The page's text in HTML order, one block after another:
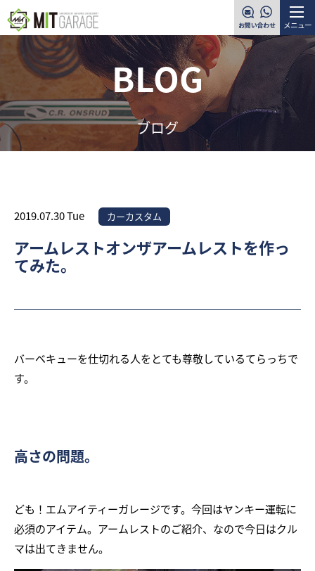
メニュー
BLOG
ブログ
2019.07.30 Tue カーカスタム
アームレストオンザアームレストを作っ
てみた。
バーベキューを仕切れる人をとても尊敬しているてらっちで
す。
高さの問題。
ども！エムアイティーガレージです。今回はヤンキー運転に
必須のアイテム。アームレストのご紹介、なので今日はクル
マは出てきません。